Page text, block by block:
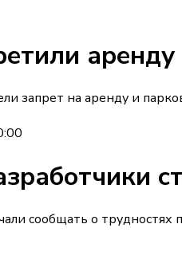
запрет на аренду и
сообщать о